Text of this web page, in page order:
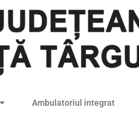
Ambulatoriul integrat